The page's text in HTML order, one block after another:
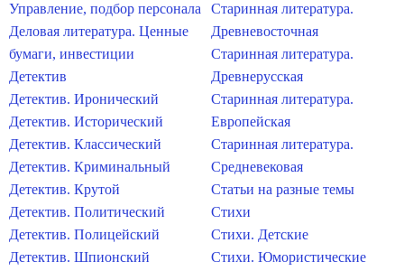
Управление, подбор персонала
Деловая литература. Ценные
бумаги, инвестиции
Детектив
Детектив. Иронический
Детектив. Исторический
Детектив. Классический
Детектив. Криминальный
Детектив. Крутой
Детектив. Политический
Детектив. Полицейский
Детектив. Шпионский
Старинная литература.
Древневосточная
Старинная литература.
Древнерусская
Старинная литература.
Европейская
Старинная литература.
Средневековая
Статьи на разные темы
Стихи
Стихи. Детские
Стихи. Юмористические